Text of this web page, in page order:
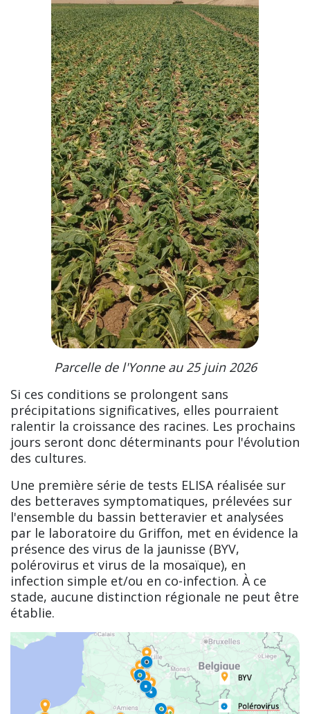
Parcelle de l'Yonne au 25 juin 2026
Si ces conditions se prolongent sans
précipitations significatives, elles pourraient
ralentir la croissance des racines. Les prochains
jours seront donc déterminants pour l'évolution
des cultures.
Une première série de tests ELISA réalisée sur
des betteraves symptomatiques, prélevées sur
l'ensemble du bassin betteravier et analysées
par le laboratoire du Griffon, met en évidence la
présence des virus de la jaunisse (BYV,
polérovirus et virus de la mosaïque), en
infection simple et/ou en co-infection. À ce
stade, aucune distinction régionale ne peut être
établie.